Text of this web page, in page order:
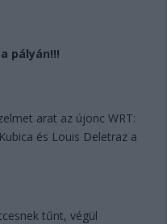
a pályán!!!
arat az újonc WRT:
és Louis Deletraz a
tűnt, végül